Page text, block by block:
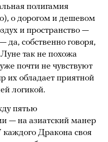
полигамия
о дорогом и дешевом
и пространство —
да, собственно говоря,
так не похожа
почти не чувствуют
их обладает приятной
логикой.
пятью
— на азиатский манер
Дракона своя